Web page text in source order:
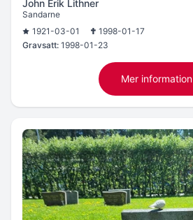
John Erik Lithner
Sandarne
1921-03-01
1998-01-17
Gravsatt: 1998-01-23
Mer information